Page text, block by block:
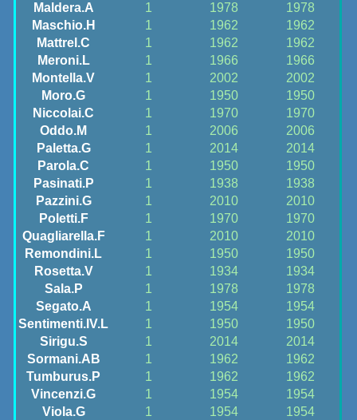
Maldera.A
1 1978
1978
Maschio.H
1 1962
1962
Mattrel.C
1 1962
1962
Meroni.L
1 1966
1966
Montella.V
1 2002
2002
Moro.G
1 1950
1950
Niccolai.C
1 1970
1970
Oddo.M
1 2006
2006
Paletta.G
1 2014
2014
Parola.C
1 1950
1950
Pasinati.P
1 1938
1938
Pazzini.G
1 2010
2010
Poletti.F
1 1970
1970
Quagliarella.F
1 2010
2010
Remondini.L
1 1950
1950
Rosetta.V
1 1934
1934
Sala.P
1 1978
1978
Segato.A
1 1954
1954
Sentimenti.IV.L
1 1950
1950
Sirigu.S
1 2014
2014
Sormani.AB
1 1962
1962
Tumburus.P
1 1962
1962
Vincenzi.G
1 1954
1954
Viola.G
1 1954 1954